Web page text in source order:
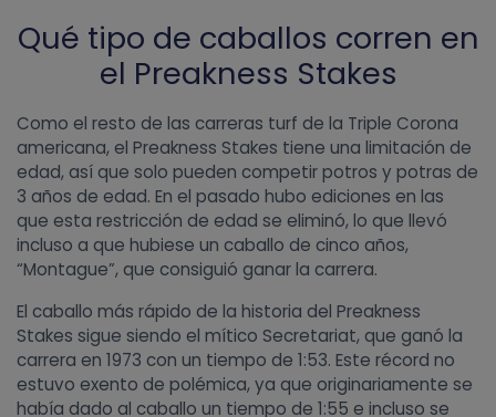
Qué tipo de caballos corren en
el Preakness Stakes
Como el resto de las carreras turf de la Triple Corona
americana, el Preakness Stakes tiene una limitación de
edad, así que solo pueden competir potros y potras de
3 años de edad. En el pasado hubo ediciones en las
que esta restricción de edad se eliminó, lo que llevó
incluso a que hubiese un caballo de cinco años,
“Montague”, que consiguió ganar la carrera.
El caballo más rápido de la historia del Preakness
Stakes sigue siendo el mítico Secretariat, que ganó la
carrera en 1973 con un tiempo de 1:53. Este récord no
estuvo exento de polémica, ya que originariamente se
había dado al caballo un tiempo de 1:55 e incluso se